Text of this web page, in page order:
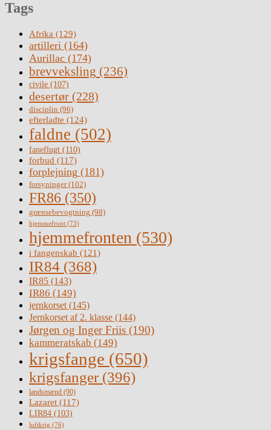
Tags
Afrika (129)
artilleri (164)
Aurillac (174)
brevveksling (236)
civile (107)
desertør (228)
disciplin (96)
efterladte (124)
faldne (502)
faneflugt (110)
forbud (117)
forplejning (181)
forsyninger(102)
FR86 (350)
grænsebevogtning (98)
hjemmefront (73)
hjemmefronten (530)
i fangenskab (121)
IR84 (368)
IR85 (143)
IR86 (149)
jernkorset(145)
Jernkorset af 2. klasse (144)
Jørgen og Inger Friis (190)
kammeratskab (149)
krigsfange (650)
krigsfanger (396)
landsmænd (90)
Lazaret (117)
LIR84 (103)
luftkrig (76)